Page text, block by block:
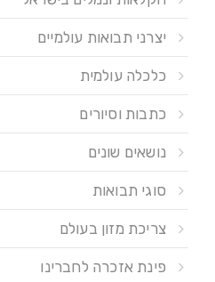
יצרני תבואות עולמיים
כלכלה עולמית
כתבות וסיורים
נושאים שונים
סוגי תבואות
צריכת מזון בעולם
פינת אזכרה לחברינו